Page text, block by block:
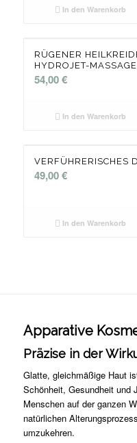
In den Warenkorb
RÜGENER
HYDROJET-
54,00€
In den Warenkorb
VERFÜHRERISCHES
49,00€
In den Warenkorb
Apparative
Präzise in der
Glatte, gleichmäßige Haut
Schönheit, Gesundheit und
Menschen auf der ganzen
natürlichen
umzukehren.